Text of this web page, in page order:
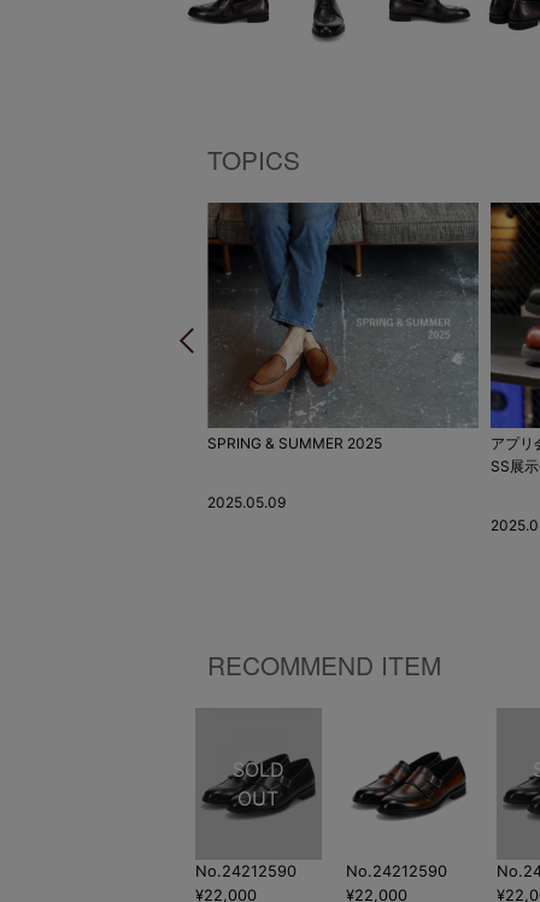
TOPICS
SPRING & SUMMER 2025
2025.05.09
アプリ
SS展
RECOMMEND ITEM
No.24212590
¥22,000
No.24212590
¥22,000